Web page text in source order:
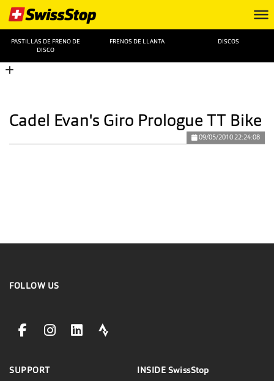
PASTILLAS DE FRENO DE
DISCO
FRENOS DE LLANTA DISCOS
Cadel Evan's Giro Prologue TT Bike
09/05/2010 22:24:08
FOLLOW US
facebookLink
instagramLink
linkedinLinkstravaLink
SUPPORT
INSIDE SwissStop